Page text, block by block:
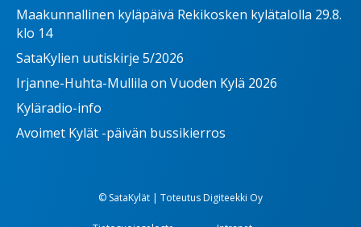
Maakunnallinen kyläpäivä Rekikosken kylätalolla 29.8.
klo 14
SataKylien uutiskirje 5/2026
Irjanne-Huhta-Mullila on Vuoden Kylä 2026
Kyläradio-info
Avoimet Kylät -päivän bussikierros
© SataKylät | ToteutusDigiteekki Oy